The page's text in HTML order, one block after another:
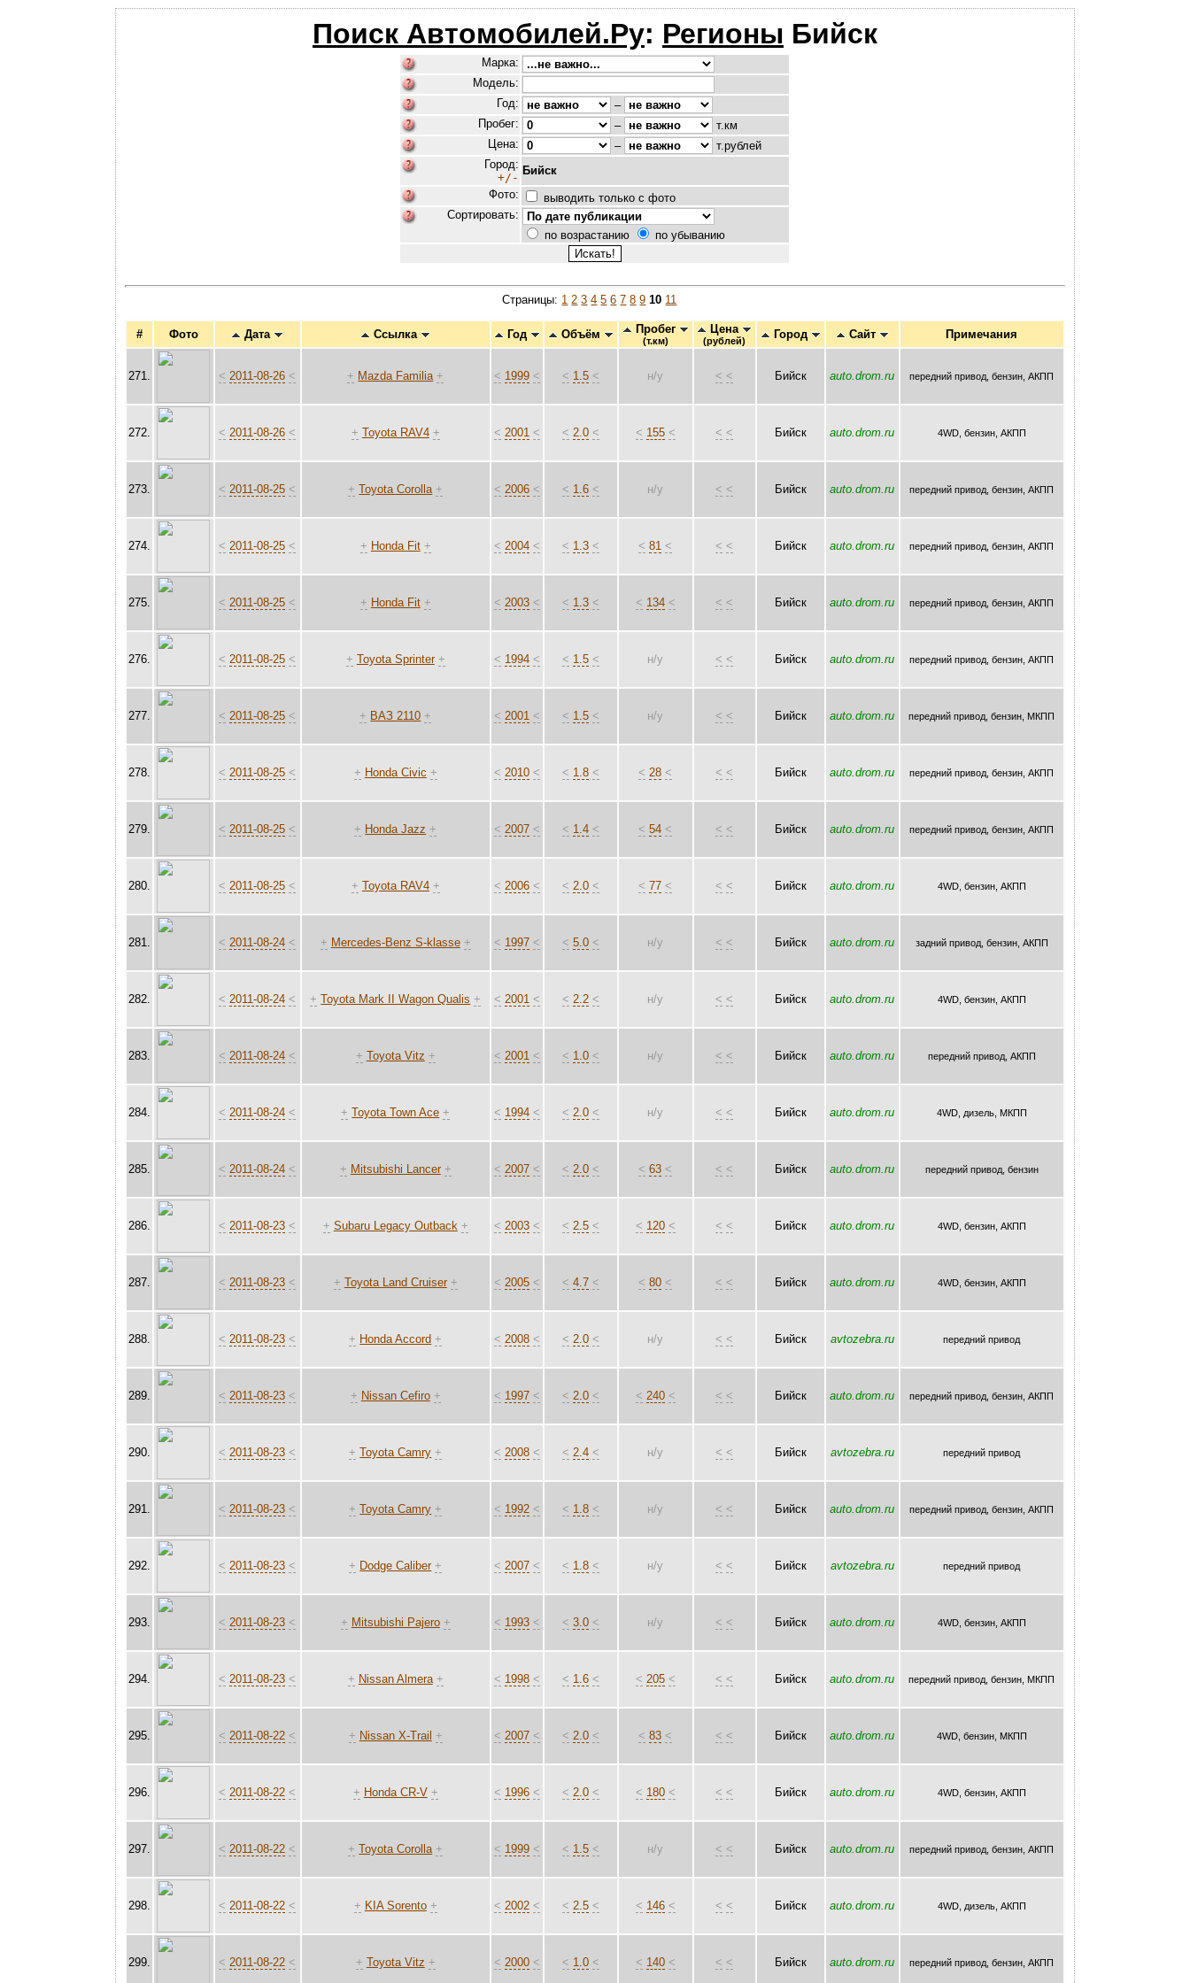
Поиск Автомобилей.Ру: Регионы Бийск
Марка:
Модель:
Год:
–
Пробег:
–
т.км
Цена:
–
т.рублей
Город:
+/-
Бийск
Фото:
выводить только с фото
Сортировать:
по возрастанию
по убыванию
Страницы: 1 2 3 4 5 6 7 8 9 10 11
# Фото Дата Ссылка Год Объём Пробег
(т.км)
Цена
(рублей) Город Сайт Примечания
271. < 2011-08-26 < + Mazda Familia + < 1999 < < 1.5 < н/у < < Бийск auto.drom.ru передний привод, бензин, AКПП
272. < 2011-08-26 < + Toyota RAV4 + < 2001 < < 2.0 < < 155 < < < Бийск auto.drom.ru 4WD, бензин, AКПП
273. < 2011-08-25 < + Toyota Corolla + < 2006 < < 1.6 < н/у < < Бийск auto.drom.ru передний привод, бензин, AКПП
274. < 2011-08-25 < + Honda Fit + < 2004 < < 1.3 < < 81 < < < Бийск auto.drom.ru передний привод, бензин, AКПП
275. < 2011-08-25 < + Honda Fit + < 2003 < < 1.3 < < 134 < < < Бийск auto.drom.ru передний привод, бензин, AКПП
276. < 2011-08-25 < + Toyota Sprinter + < 1994 < < 1.5 < н/у < < Бийск auto.drom.ru передний привод, бензин, AКПП
277. < 2011-08-25 < + ВАЗ 2110 + < 2001 < < 1.5 < н/у < < Бийск auto.drom.ru передний привод, бензин, МКПП
278. < 2011-08-25 < + Honda Civic + < 2010 < < 1.8 < < 28 < < < Бийск auto.drom.ru передний привод, бензин, AКПП
279. < 2011-08-25 < + Honda Jazz + < 2007 < < 1.4 < < 54 < < < Бийск auto.drom.ru передний привод, бензин, AКПП
280. < 2011-08-25 < + Toyota RAV4 + < 2006 < < 2.0 < < 77 < < < Бийск auto.drom.ru 4WD, бензин, AКПП
281. < 2011-08-24 < + Mercedes-Benz S-klasse + < 1997 < < 5.0 < н/у < < Бийск auto.drom.ru задний привод, бензин, AКПП
282. < 2011-08-24 < + Toyota Mark II Wagon Qualis + < 2001 < < 2.2 < н/у < < Бийск auto.drom.ru 4WD, бензин, AКПП
283. < 2011-08-24 < + Toyota Vitz + < 2001 < < 1.0 < н/у < < Бийск auto.drom.ru передний привод, AКПП
284. < 2011-08-24 < + Toyota Town Ace + < 1994 < < 2.0 < н/у < < Бийск auto.drom.ru 4WD, дизель, МКПП
285. < 2011-08-24 < + Mitsubishi Lancer + < 2007 < < 2.0 < < 63 < < < Бийск auto.drom.ru передний привод, бензин
286. < 2011-08-23 < + Subaru Legacy Outback + < 2003 < < 2.5 < < 120 < < < Бийск auto.drom.ru 4WD, бензин, AКПП
287. < 2011-08-23 < + Toyota Land Cruiser + < 2005 < < 4.7 < < 80 < < < Бийск auto.drom.ru 4WD, бензин, AКПП
288. < 2011-08-23 < + Honda Accord + < 2008 < < 2.0 < н/у < < Бийск avtozebra.ru передний привод
289. < 2011-08-23 < + Nissan Cefiro + < 1997 < < 2.0 < < 240 < < < Бийск auto.drom.ru передний привод, бензин, AКПП
290. < 2011-08-23 < + Toyota Camry + < 2008 < < 2.4 < н/у < < Бийск avtozebra.ru передний привод
291. < 2011-08-23 < + Toyota Camry + < 1992 < < 1.8 < н/у < < Бийск auto.drom.ru передний привод, бензин, AКПП
292. < 2011-08-23 < + Dodge Caliber + < 2007 < < 1.8 < н/у < < Бийск avtozebra.ru передний привод
293. < 2011-08-23 < + Mitsubishi Pajero + < 1993 < < 3.0 < н/у < < Бийск auto.drom.ru 4WD, бензин, AКПП
294. < 2011-08-23 < + Nissan Almera + < 1998 < < 1.6 < < 205 < < < Бийск auto.drom.ru передний привод, бензин, МКПП
295. < 2011-08-22 < + Nissan X-Trail + < 2007 < < 2.0 < < 83 < < < Бийск auto.drom.ru 4WD, бензин, МКПП
296. < 2011-08-22 < + Honda CR-V + < 1996 < < 2.0 < < 180 < < < Бийск auto.drom.ru 4WD, бензин, AКПП
297. < 2011-08-22 < + Toyota Corolla + < 1999 < < 1.5 < н/у < < Бийск auto.drom.ru передний привод, бензин, AКПП
298. < 2011-08-22 < + KIA Sorento + < 2002 < < 2.5 < < 146 < < < Бийск auto.drom.ru 4WD, дизель, AКПП
299. < 2011-08-22 < + Toyota Vitz + < 2000 < < 1.0 < < 140 < < < Бийск auto.drom.ru передний привод, бензин, AКПП